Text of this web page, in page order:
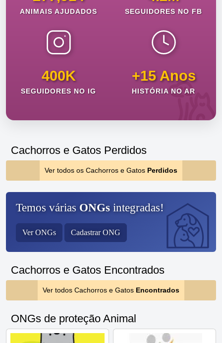
ANIMAIS AJUDADOS SEGUIDORES NO FB
400K
SEGUIDORES NO IG
+15 Anos
HISTÓRIA NO AR
Cachorros e Gatos Perdidos
Ver todos os Cachorros e Gatos Perdidos
Temos várias ONGs integradas!
Ver ONGs Cadastrar ONG
Cachorros e Gatos Encontrados
Ver todos Cachorros e Gatos Encontrados
ONGs de proteção Animal